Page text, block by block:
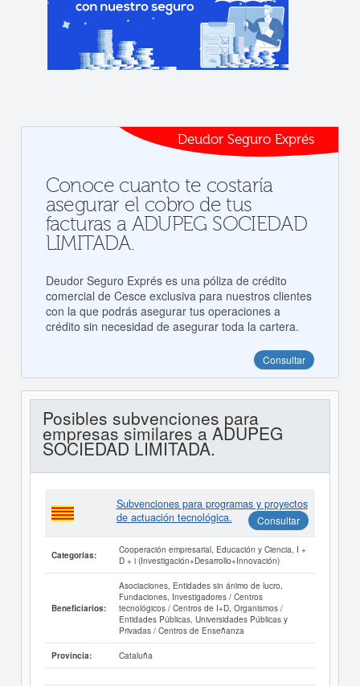
Deudor Seguro Exprés
Conoce cuanto te costaría
asegurar el cobro de tus
facturas a ADUPEG SOCIEDAD
LIMITADA.
Deudor Seguro Exprés es una póliza de crédito
comercial de Cesce exclusiva para nuestros clientes
con la que podrás asegurar tus operaciones a
crédito sin necesidad de asegurar toda la cartera.
Consultar
Posibles subvenciones para
empresas similares a ADUPEG
SOCIEDAD LIMITADA.
Subvenciones para programas y proyectos
de actuación tecnológica.
Consultar
Categorías:
Cooperación empresarial, Educación y Ciencia, I +
D + i (Investigación+Desarrollo+Innovación)
Beneficiarios:
Asociaciones, Entidades sin ánimo de lucro,
Fundaciones, Investigadores / Centros
tecnológicos / Centros de I+D, Organismos /
Entidades Públicas, Universidades Públicas y
Privadas / Centros de Enseñanza
Provincia: Cataluña